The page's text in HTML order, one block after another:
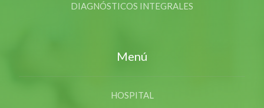
DIAGNÓSTICOS INTEGRALES
Menú
HOSPITAL